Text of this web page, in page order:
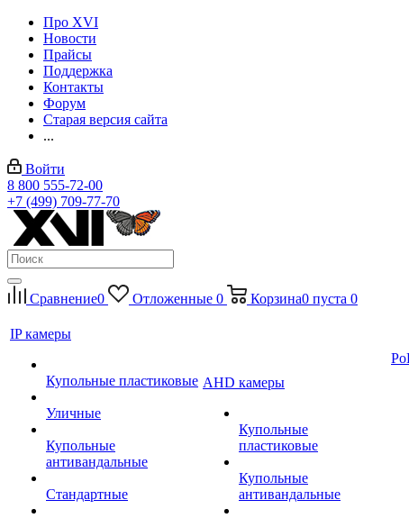
Про XVI
Новости
Прайсы
Поддержка
Контакты
Форум
Старая версия сайта
...
Войти
8 800 555-72-00
+7 (499) 709-77-70
Сравнение0 Отложенные 0 Корзина0 пуста 0
IP камеры
Купольные пластиковые
Уличные
Купольные
антивандальные
Стандартные
AHD камеры
Купольные
пластиковые
Купольные
антивандальные